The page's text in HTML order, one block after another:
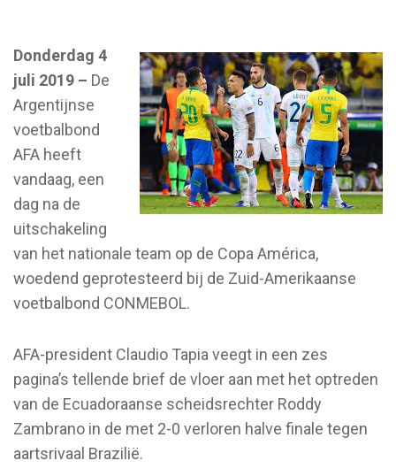
Donderdag 4
juli 2019 – De
Argentijnse
voetbalbond
AFA heeft
vandaag, een
dag na de
uitschakeling
van het nationale team op de Copa América,
woedend geprotesteerd bij de Zuid-Amerikaanse
voetbalbond CONMEBOL.
AFA-president Claudio Tapia veegt in een zes
pagina’s tellende brief de vloer aan met het optreden
van de Ecuadoraanse scheidsrechter Roddy
Zambrano in de met 2-0 verloren halve finale tegen
aartsrivaal Brazilië.